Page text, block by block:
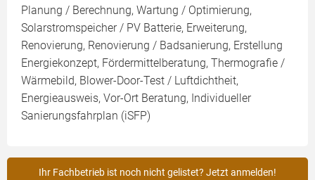
Planung / Berechnung, Wartung / Optimierung,
Solarstromspeicher / PV Batterie, Erweiterung,
Renovierung, Renovierung / Badsanierung, Erstellung
Energiekonzept, Fördermittelberatung, Thermografie /
Wärmebild, Blower-Door-Test / Luftdichtheit,
Energieausweis, Vor-Ort Beratung, Individueller
Sanierungsfahrplan (iSFP)
Ihr Fachbetrieb ist noch nicht gelistet? Jetzt anmelden!